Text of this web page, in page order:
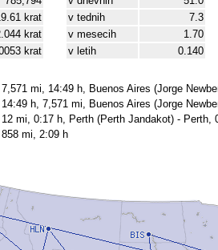
krat
krat
krat
v tednih
7.3
v mesecih
1.70
v letih
0.140
7,571 mi, 14:49 h, Buenos Aires (Jorge
14:49 h, 7,571 mi, Buenos Aires (Jorge
12 mi, 0:17 h, Perth (Perth Jandakot) - Perth,
858 mi, 2:09 h